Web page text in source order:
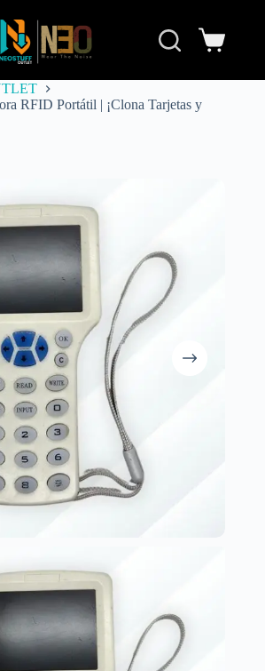
RFID Portátil | ¡Clona Tarjetas y